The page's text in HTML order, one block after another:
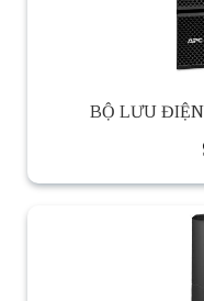
BỘ LƯU ĐIỆN